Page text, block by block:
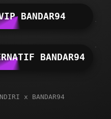
BANDAR94
BANDAR94
x BANDAR94